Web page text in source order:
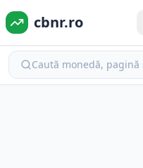
cbnr.ro
Caută monedă, pagină